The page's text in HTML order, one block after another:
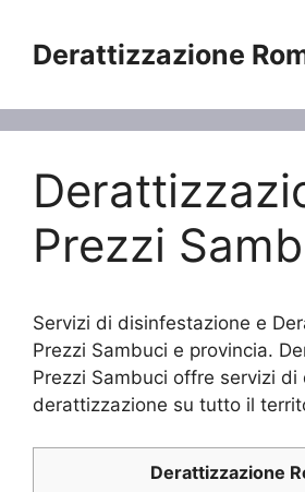
contenuto
Derattizzazione
Prezzi
Servizi di disinfestazione e
Prezzi Sambuci e provincia.
Prezzi Sambuci offre servizi
derattizzazione su tutto il
Derattizzazione